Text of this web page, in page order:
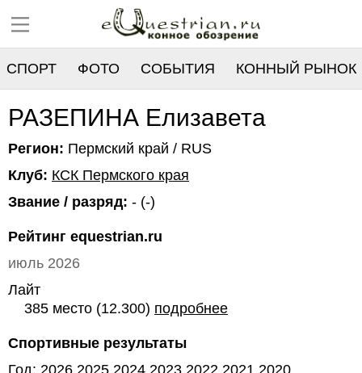
СПОРТ ФОТО СОБЫТИЯ КОННЫЙ РЫНОК
РЕЕСТР
РАЗЕПИНА Елизавета
Регион: Пермский край / RUS
Клуб: КСК Пермского края
Звание / разряд: - (-)
Рейтинг equestrian.ru
июль 2026
Лайт
385 место (12.300) подробнее
Спортивные результаты
Год: 2026 2025 2024 2023 2022 2021 2020